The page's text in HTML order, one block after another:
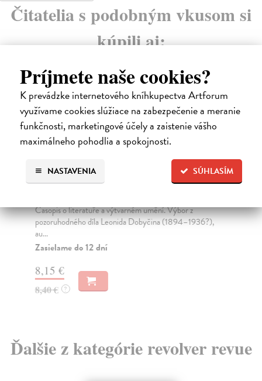
Príjmete naše cookies?
K prevádzke internetového kníhkupectva Artforum
využívame cookies slúžiace na zabezpečenie a meranie
funkčnosti, marketingové účely a zaistenie vášho
maximálneho pohodlia a spokojnosti.
SÚHLASÍM
NASTAVENIA
Čitatelia s podobným vkusom si
kúpili aj:
Revolver Revue 115
Časopis o literatuře a výtvarném umění. Výbor z
pozoruhodného díla Leonida Dobyčina (1894–1936?),
au...
Zasielame do 12 dní
8,15 €
8,40 € ?
Ďalšie z kategórie revolver revue